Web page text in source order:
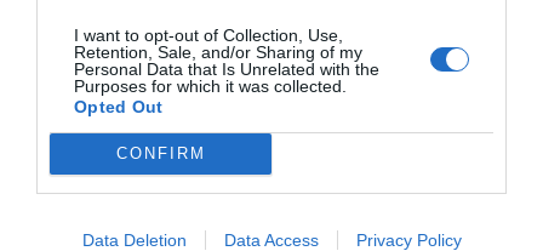
I want to opt-out of Collection, Use,
Retention, Sale, and/or Sharing of my
Personal Data that Is Unrelated with the
Purposes for which it was collected.
Opted Out
CONFIRM
Data Deletion Data Access Privacy Policy
Frityrsmet
En klassisk knaprig och fluffig frityrsmet som